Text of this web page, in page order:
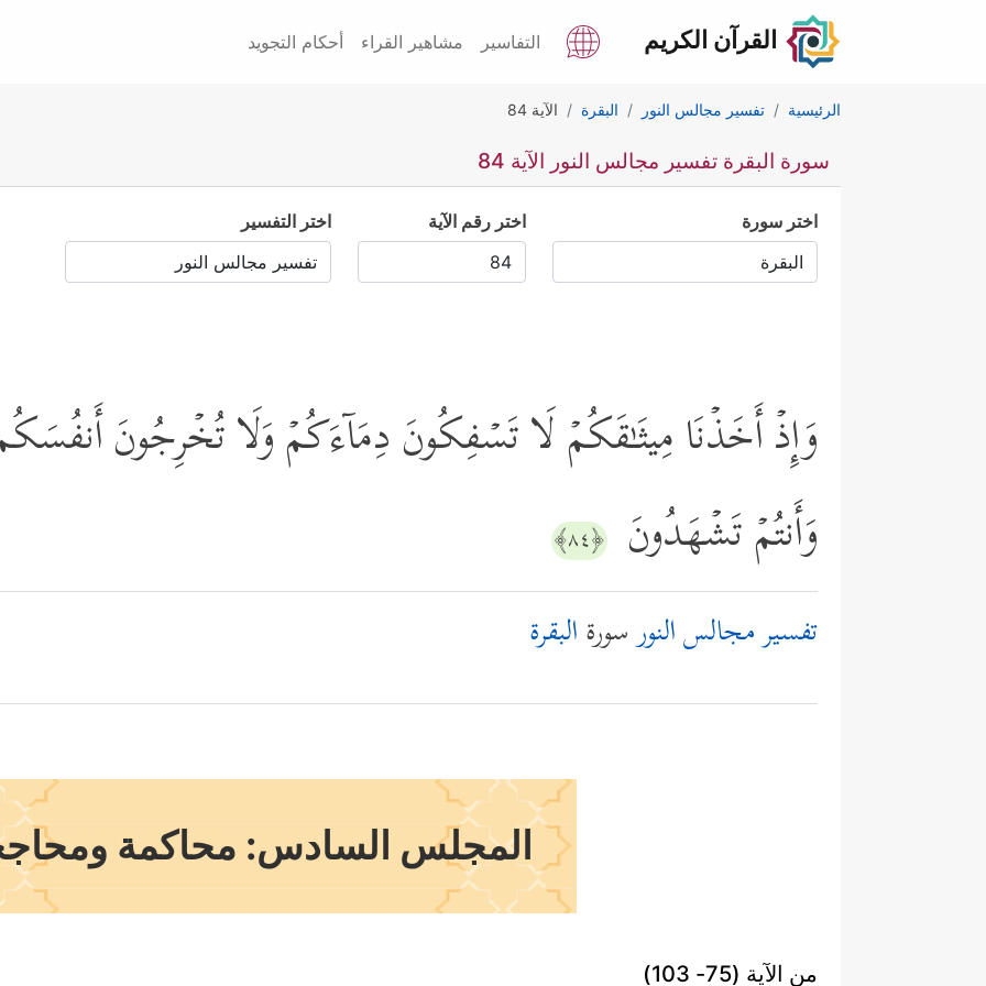
القرآن الكريم التفاسير مشاهير القراء أحكام التجويد
الرئيسية تفسير مجالس النور البقرة الآية 84
سورة البقرة تفسير مجالس النور الآية 84
اختر سورة اختر رقم الآية اختر التفسير
وَإِذۡ أَخَذۡنَا مِیثَـٰقَكُمۡ لَا تَسۡفِكُونَ دِمَاۤءَكُمۡ وَلَا تُخۡرِجُونَ
وَأَنتُمۡ تَشۡهَدُونَ ﴿٨٤﴾
تفسير مجالس النورسورةالبقرة
المجلس السادس: محاكمة
من الآية (75- 103)